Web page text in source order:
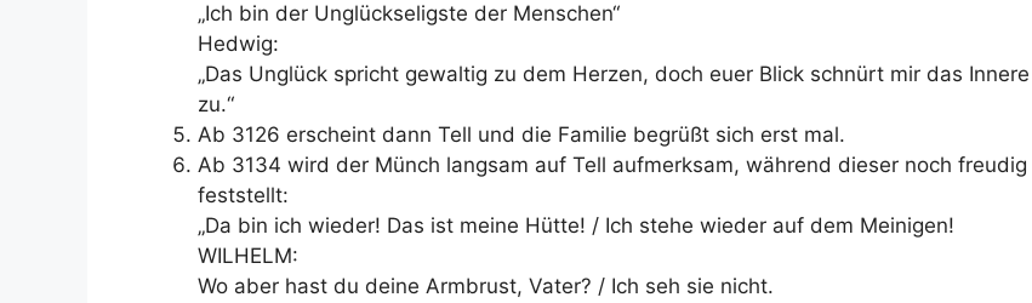
„Ich bin der Unglückseligste der Menschen“
Hedwig:
„Das Unglück spricht gewaltig zu dem Herzen, doch euer Blick schnürt mir das Innere
zu.“
Ab 3126 erscheint dann Tell und die Familie begrüßt sich erst mal.
Ab 3134 wird der Münch langsam auf Tell aufmerksam, während dieser noch freudig
feststellt:
„Da bin ich wieder! Das ist meine Hütte! / Ich stehe wieder auf dem Meinigen!
WILHELM:
Wo aber hast du deine Armbrust, Vater? / Ich seh sie nicht.